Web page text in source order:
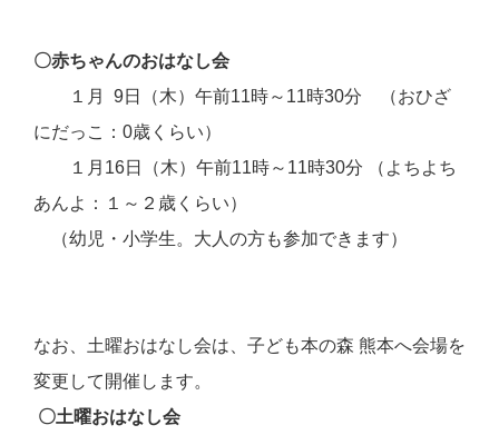
〇赤ちゃんのおはなし会
１月 9日（木）午前11時～11時30分 （おひざ
にだっこ：0歳くらい）
１月16日
（木）午前11時～11時30分 （よちよち
あんよ：１～２歳くらい）
（幼児・小学生。大人の方も参加できます）
なお、土曜おはなし会は、子ども本の森 熊本へ会場を
変更して開催します。
〇土曜おはなし会